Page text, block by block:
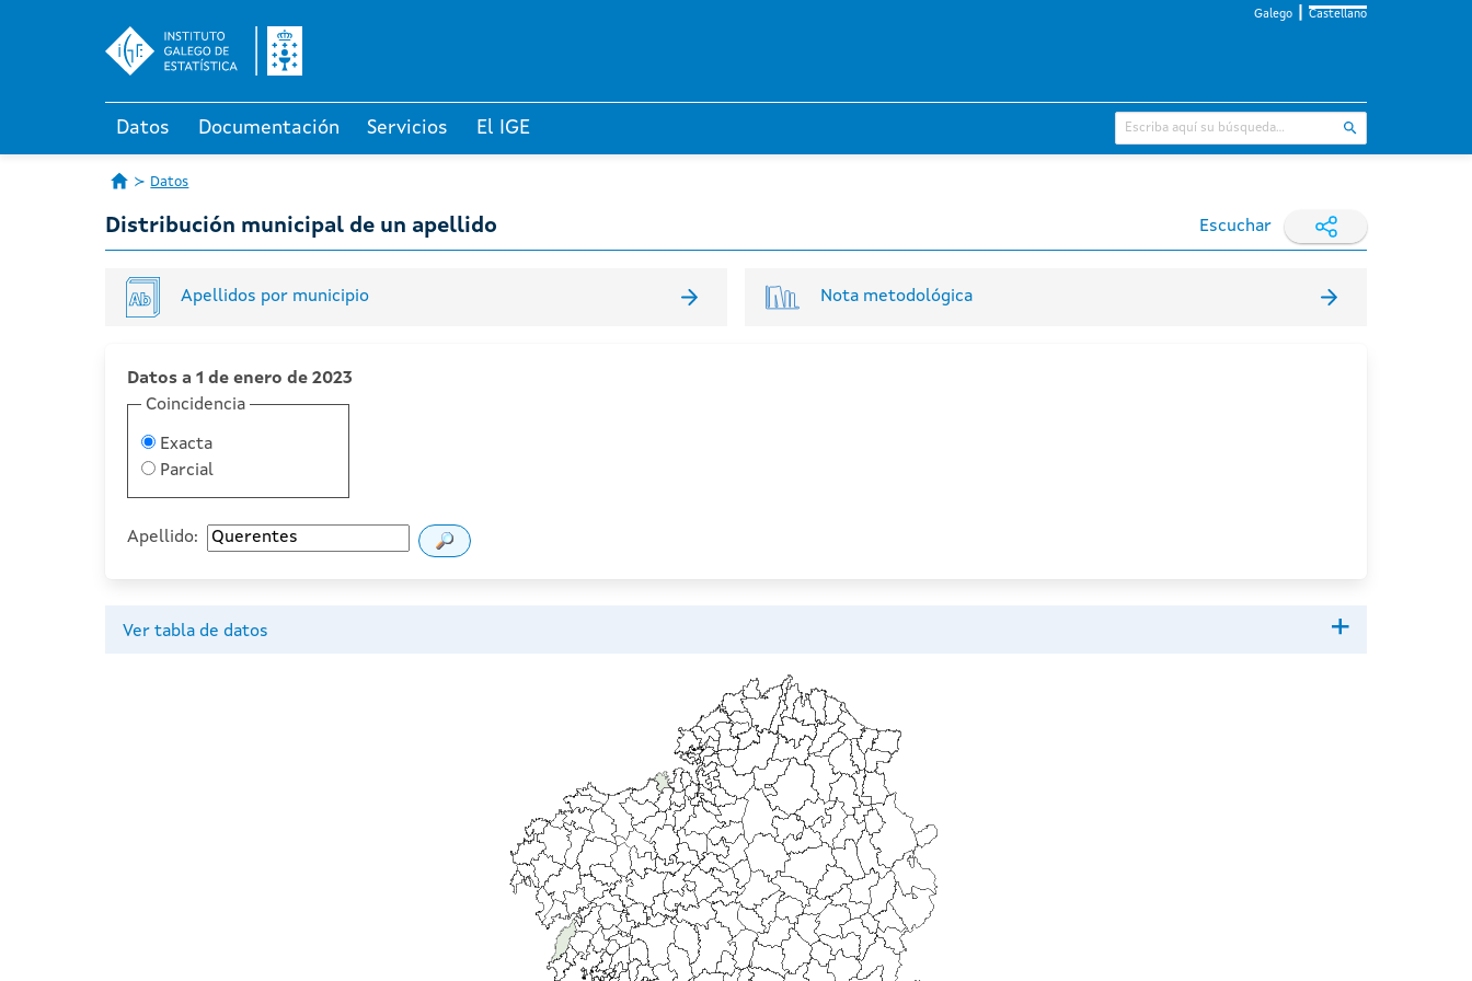
Galego Castellano
Datos Documentación Servicios El IGE
Datos
Distribución municipal de un apellido Escuchar
Apellidos por municipio Nota metodológica
Datos a 1 de enero de 2023
Coincidencia
Exacta
Parcial
Apellido:
Ver tabla de datos